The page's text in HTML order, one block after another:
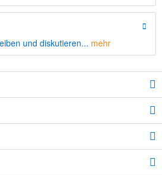
und diskutieren... mehr